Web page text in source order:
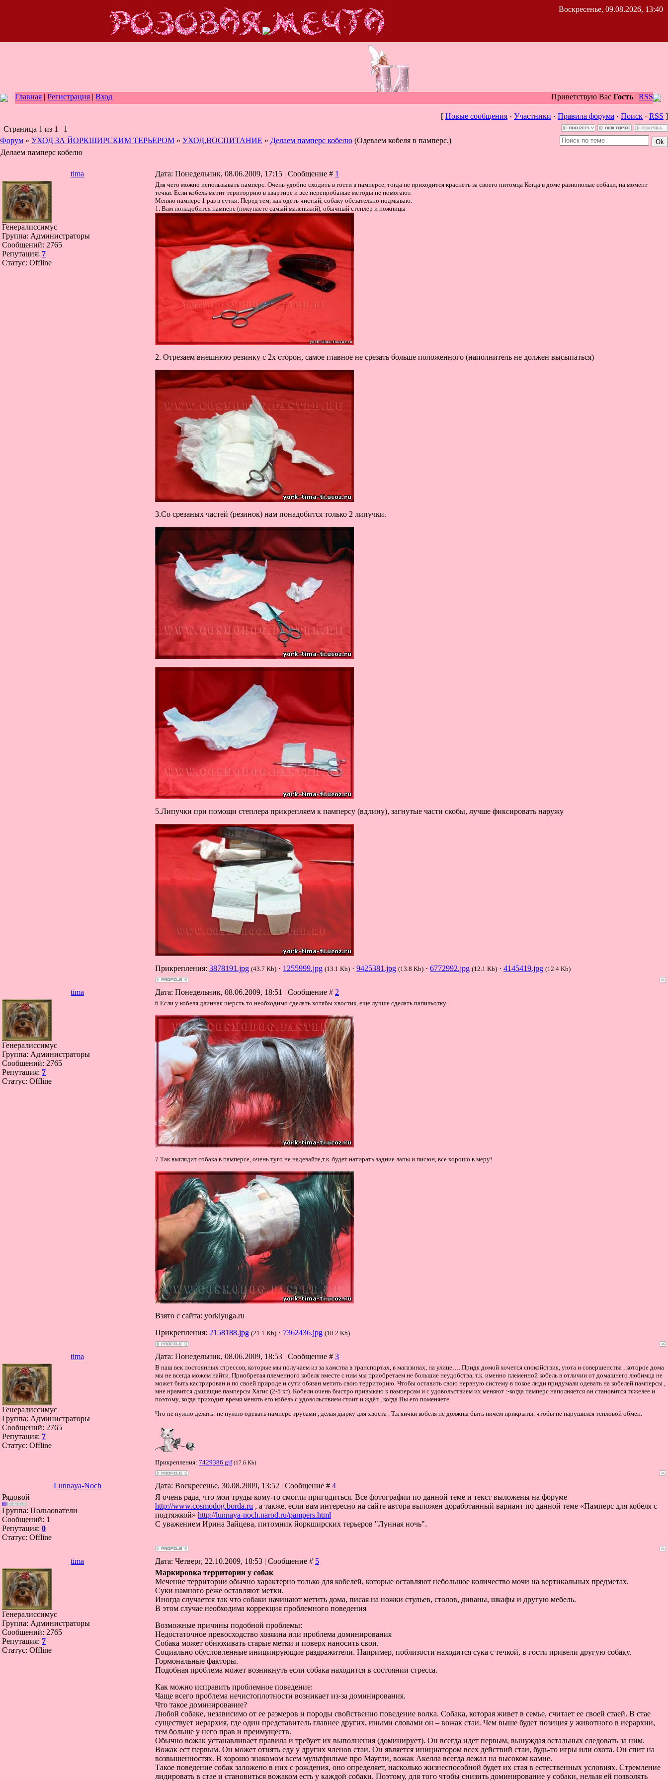
Воскресенье, 09.08.2026, 13:40
Главная | Регистрация | Вход Приветствую Вас Гость | RSS
[ Новые сообщения · Участники · Правила форума · Поиск · RSS ]
Страница 1 из 1
1
Форум » УХОД ЗА ЙОРКШИРСКИМ ТЕРЬЕРОМ » УХОД,ВОСПИТАНИЕ » Делаем памперс кобелю (Одеваем кобеля в памперс.)
Делаем памперс кобелю
tima Дата: Понедельник, 08.06.2009, 17:15 | Сообщение # 1
Генералиссимус
Группа: Администраторы
Сообщений: 2765
Репутация: 7
Статус: Offline
Для чего можно использывать памперс. Очень удобно сходить в гости в памперсе, тогда не приходится краснеть за своего питомца Когда в доме разнополые собаки, на момент
течки. Если кобель метит територрию в квартире и все перепробаные методы не помогают.
Меняю памперс 1 раз в сутки. Перед тем, как одеть чистый, собаку обезательно подмываю.
1. Вам понадобится памперс (покупаете самый маленький), обычный степлер и ножницы
2. Отрезаем внешнюю резинку с 2х сторон, самое главное не срезать больше положенного (наполнитель не должен высыпаться)
3.Со срезаных частей (резинок) нам понадобится только 2 липучки.
5.Липучки при помощи степлера прикрепляем к памперсу (вдлину), загнутые части скобы, лучше фиксировать наружу
Прикрепления: 3878191.jpg (43.7 Kb) · 1255999.jpg (13.1 Kb) · 9425381.jpg (13.8 Kb) · 6772992.jpg (12.1 Kb) · 4145419.jpg (12.4 Kb)
tima Дата: Понедельник, 08.06.2009, 18:51 | Сообщение # 2
Генералиссимус
Группа: Администраторы
Сообщений: 2765
Репутация: 7
Статус: Offline
6.Если у кобеля длинная шерсть то необходимо сделать хотябы хвостик, еще лучше сделать папильотку.
7.Так выглядит собака в памперсе, очень туго не надевайте,т.к. будет натирать задние лапы и писюн, все хорошо в меру!
Взято с сайта: yorkiyuga.ru
Прикрепления: 2158188.jpg (21.1 Kb) · 7362436.jpg (18.2 Kb)
tima Дата: Понедельник, 08.06.2009, 18:53 | Сообщение # 3
Генералиссимус
Группа: Администраторы
Сообщений: 2765
Репутация: 7
Статус: Offline
В наш век постоянных стрессов, которые мы получаем из за хамства в транспортах, в магазинах, на улице…..Придя домой хочется спокойствия, уюта и совершенства , которое дома
мы не всегда можем найти. Приобретая племенного кобеля вместе с ним мы приобретаем не большие неудобства, т.к. именно племенной кобель в отличии от домашнего любимца не
может быть кастрирован и по своей природе и сути обязан метить свою территорию. Чтобы оставить свою нервную систему в покое люди придумали одевать на кобелей памперсы ,
мне нравится дышащие памперсы Хагис (2-5 кг). Кобели очень быстро привыкаю к памперсам и с удовольствием их меняют :-когда памперс наполняется он становится тяжелее и
поэтому, когда приходит время менять его кобель с удовольствием стоит и ждёт , когда Вы его поменяете.
Что не нужно делать: не нужно одевать памперс трусами , делая дырку для хвоста . Т.к яички кобеля не должны быть ничем прикрыты, чтобы не нарушился тепловой обмен.
Прикрепления: 7429386.gif (17.6 Kb)
Lunnaya-Noch Дата: Воскресенье, 30.08.2009, 13:52 | Сообщение # 4
Рядовой
Группа: Пользователи
Сообщений: 1
Репутация: 0
Статус: Offline
Я очень рада, что мои труды кому-то смогли пригодиться. Все фотографии по данной теме и текст выложены на форуме
http://www.cosmodog.borda.ru , а также, если вам интересно на сайте автора выложен доработанный вариант по данной теме «Памперс для кобеля с
подтяжкой» http://lunnaya-noch.narod.ru/pampers.html
С уважением Ирина Зайцева, питомник йоркширских терьеров "Лунная ночь".
tima Дата: Четверг, 22.10.2009, 18:53 | Сообщение # 5
Генералиссимус
Группа: Администраторы
Сообщений: 2765
Репутация: 7
Статус: Offline
Маркировка территории у собак
Мечение территории обычно характерно только для кобелей, которые оставляют небольшое количество мочи на вертикальных предметах.
Суки намного реже оставляют метки.
Иногда случается так что собаки начинают метить дома, писая на ножки стульев, столов, диваны, шкафы и другую мебель.
В этом случае необходима коррекция проблемного поведения
Возможные причины подобной проблемы:
Недостаточное превосходство хозяина или проблема доминирования
Собака может обнюхивать старые метки и поверх наносить свои.
Социально обусловленные инициирующие раздражители. Например, поблизости находится сука с течкой, в гости привели другую собаку.
Гормональные факторы.
Подобная проблема может возникнуть если собака находится в состоянии стресса.
Как можно исправить проблемное поведение:
Чаще всего проблема нечистоплотности возникает из-за доминирования.
Что такое доминирование?
Любой собаке, независимо от ее размеров и породы свойственно поведение волка. Собака, которая живет в семье, считает ее своей стаей. В стае
существует иерархия, где один представитель главнее других, иными словами он – вожак стаи. Чем выше будет позиция у животного в иерархии,
тем больше у него прав и преимуществ.
Обычно вожак устанавливает правила и требует их выполнения (доминирует). Он всегда идет первым, вынуждая остальных следовать за ним.
Вожак ест первым. Он может отнять еду у других членов стаи. Он является инициатором всех действий стаи, будь-то игры или охота. Он спит на
возвышенностях. В хорошо знакомом всем мультфильме про Маугли, вожак Акелла всегда лежал на высоком камне.
Такое поведение собак заложено в них с рождения, оно определяет, насколько жизнеспособной будет их стая в естественных условиях. Стремление
лидировать в стае и становиться вожаком есть у каждой собаки. Поэтому, для того чтобы снизить доминирование у собаки, нельзя ей позволять